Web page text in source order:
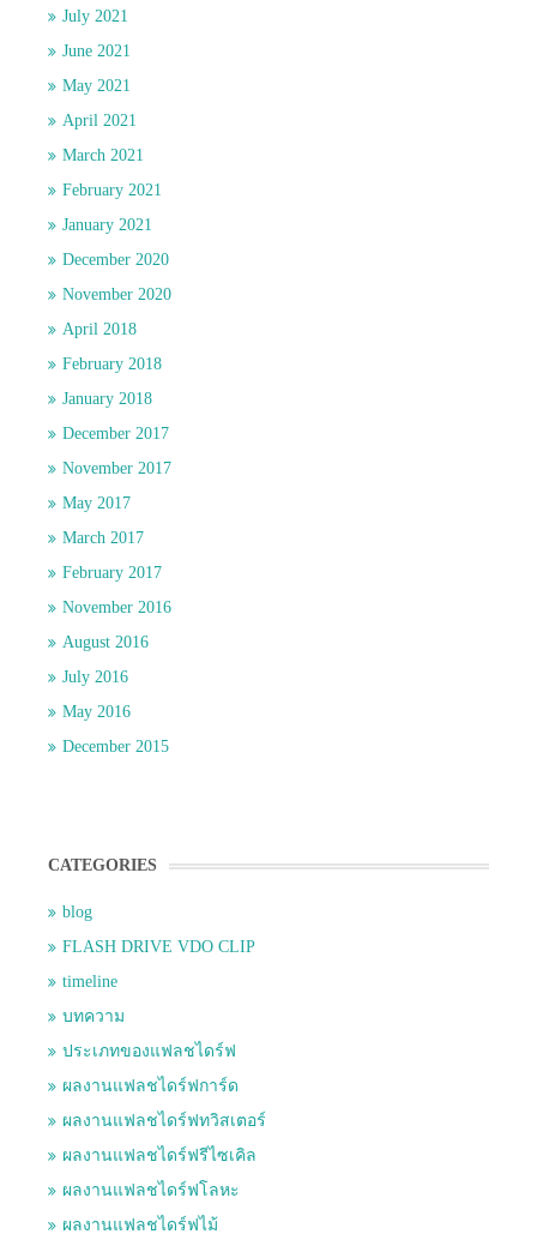
July 2021
June 2021
May 2021
April 2021
March 2021
February 2021
January 2021
December 2020
November 2020
April 2018
February 2018
January 2018
December 2017
November 2017
May 2017
March 2017
February 2017
November 2016
August 2016
July 2016
May 2016
December 2015
CATEGORIES
blog
FLASH DRIVE VDO CLIP
timeline
บทความ
ประเภทของแฟลชไดร์ฟ
ผลงานแฟลชไดร์ฟการ์ด
ผลงานแฟลชไดร์ฟทวิสเตอร์
ผลงานแฟลชไดร์ฟรีไซเคิล
ผลงานแฟลชไดร์ฟโลหะ
ผลงานแฟลชไดร์ฟไม้